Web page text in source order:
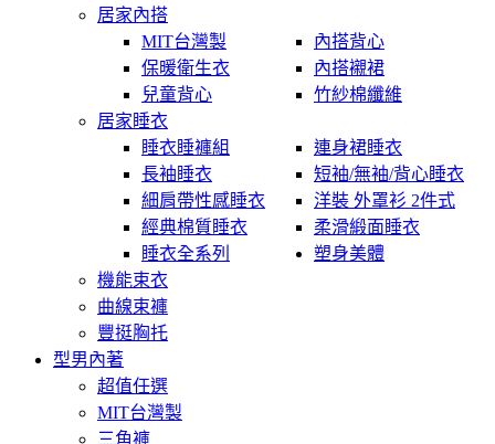
居家內搭
MIT台灣製
內搭背心
保暖衛生衣
內搭襯裙
兒童背心
竹紗棉纖維
居家睡衣
睡衣睡褲組
連身裙睡衣
長袖睡衣
短袖/無袖/背心睡衣
細肩帶性感睡衣
洋裝 外罩衫 2件式
經典棉質睡衣
柔滑緞面睡衣
睡衣全系列
塑身美體
機能束衣
曲線束褲
豐挺胸托
型男內著
超值任選
MIT台灣製
三角褲